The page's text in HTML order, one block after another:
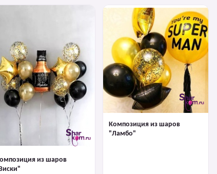
из шаров
Композиция из шаров
"Ламбо"